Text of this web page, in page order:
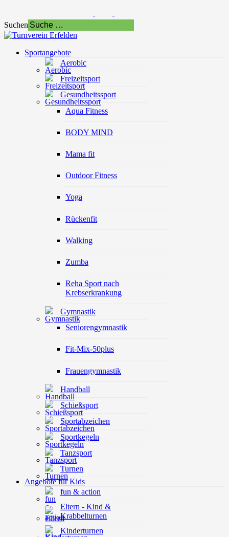
Suchen
Sportangebote
Aerobic
Freizeitsport
Gesundheitssport
Aqua Fitness
BODY MIND
Mama fit
Outdoor Fitness
Yoga
Rückenfit
Walking
Zumba
Reha Sport nach
Krebserkrankung
Gymnastik
Seniorengymnastik
Fit-Mix-50plus
Frauengymnastik
Handball
Schießsport
Sportabzeichen
Sportkegeln
Tanzsport
Turnen
Angebote für Kids
fun & action
Eltern - Kind &
Krabbelturnen
Kinderturnen